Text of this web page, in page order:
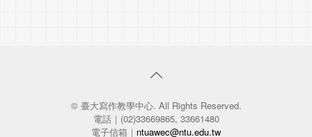
© 臺大寫作教學中心. All Rights Reserved.
電話｜(02)33669865, 33661480
電子信箱｜ ntuawec@ntu.edu.tw